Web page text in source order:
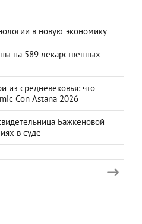
в новую экономику
на 589 лекарственных
из средневековья: что
Con Astana 2026
Бажкеновой
в суде